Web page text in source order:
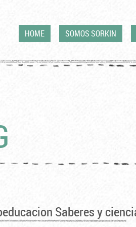
HOME SOMOS SORKIN
Saberes y